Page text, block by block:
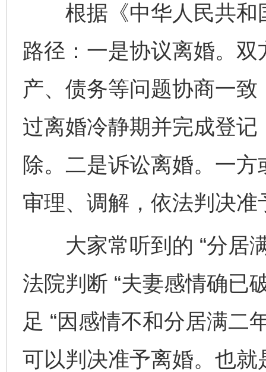
根据《中华人民共和
路径：一是协议离婚。
产、债务等问题协商一
过离婚冷静期并完成登
除。二是诉讼离婚。一
审理、调解，依法判决准
大家常听到的 “分居满
法院判断 “夫妻感情确已
足 “因感情不和分居满二
可以判决准予离婚。也